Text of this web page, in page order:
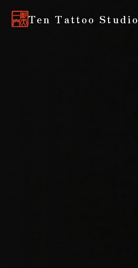
Ten Tattoo Studio